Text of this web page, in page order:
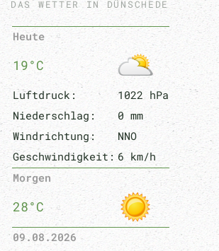
DAS WETTER IN DÜNSCHEDE
Heute
19°C
Luftdruck:
1022 hPa
Niederschlag:
0 mm
Windrichtung:
NNO
Geschwindigkeit: 6 km/h
Morgen
28°C
09.08.2026